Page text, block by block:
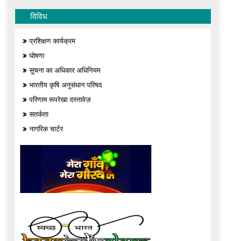
विविध
प्रशिक्षण कार्यक्रम
घोषणा
सूचना का अधिकार अधिनियम
भारतीय कृषि अनुसंधान परिषद
परिणाम रूपरेखा दस्तावेज़
सतर्कता
नागरिक चार्टर